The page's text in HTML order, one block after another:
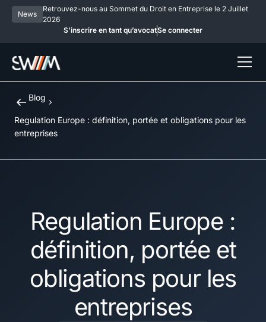
News
Retrouvez-nous au Sommet du Droit en Entreprise le 2 Juillet
2026
S’inscrire en tant qu’avocatSe connecter
Blog
Regulation Europe : définition, portée et obligations pour les
entreprises
Regulation Europe :
définition, portée et
obligations pour les
entreprises